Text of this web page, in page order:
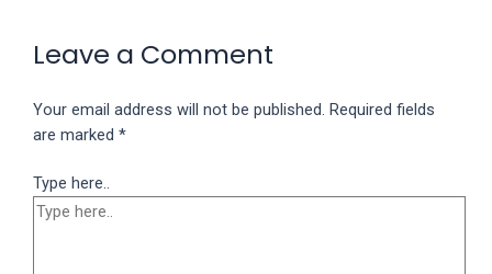
Leave a Comment
Your email address will not be published. Required fields
are marked*
Type here..